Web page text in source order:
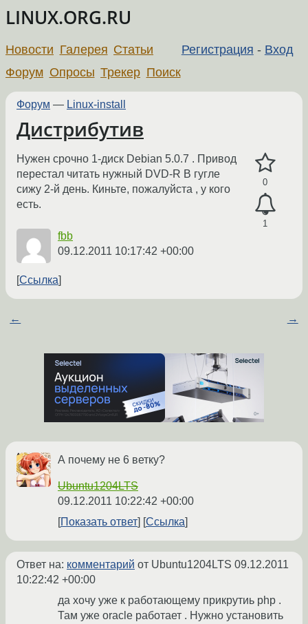
LINUX.ORG.RU
Регистрация - Вход
Новости Галерея Статьи
Форум Опросы Трекер Поиск
Форум — Linux-install
Дистрибутив
0
1
Нужен срочно 1-диск Debian 5.0.7 . Привод
перестал читать нужный DVD-R В гугле
сижу 2-й день. Киньте, пожалуйста , у кого
есть.
fbb
09.12.2011 10:17:42 +00:00
Ссылка
← →
А почему не 6 ветку?
Ubuntu1204LTS
09.12.2011 10:22:42 +00:00
Показать ответ
Ссылка
Ответ на: комментарий от Ubuntu1204LTS 09.12.2011
10:22:42 +00:00
да хочу уже к работающему прикрутиь php .
Там уже oracle работает . Нужно установить